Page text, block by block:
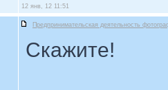
12 янв, 12 11:51
Предпринимательская деятельность
Скажите!